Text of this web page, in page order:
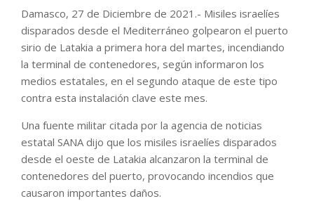
Damasco, 27 de Diciembre de 2021.- Misiles israelíes
disparados desde el Mediterráneo golpearon el puerto
sirio de Latakia a primera hora del martes, incendiando
la terminal de contenedores, según informaron los
medios estatales, en el segundo ataque de este tipo
contra esta instalación clave este mes.
Una fuente militar citada por la agencia de noticias
estatal SANA dijo que los misiles israelíes disparados
desde el oeste de Latakia alcanzaron la terminal de
contenedores del puerto, provocando incendios que
causaron importantes daños.